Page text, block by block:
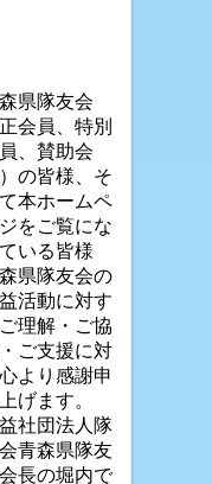
県隊友会
正会員、特別
、賛助会
の皆様、そ
本ホームペ
をご覧にな
いる皆様
県隊友会の
活動に対す
理解・ご協
ご支援に対
より感謝申
げます。
社団法人隊
青森県隊友
長の堀内で